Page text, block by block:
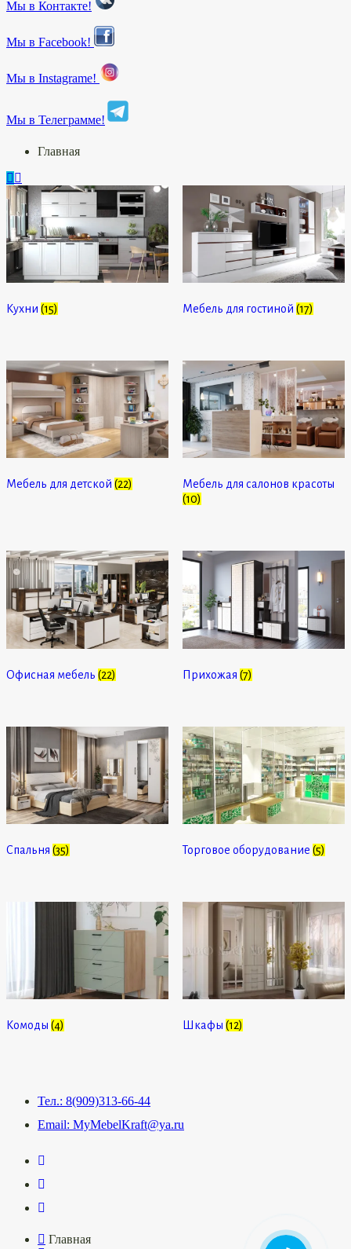
Мы в Контакте!
Мы в Facebook!
Мы в Instagrame!
Мы в Телеграмме!
Главная
Кухни (15) Мебель для гостиной (17)
Мебель для детской (22)
Мебель для салонов красоты
(10)
Офисная мебель (22) Прихожая (7)
Спальня (35) Торговое оборудование (5)
Комоды (4) Шкафы (12)
Тел.: 8(909)313-66-44
Email: MyMebelKraft@ya.ru
Главная